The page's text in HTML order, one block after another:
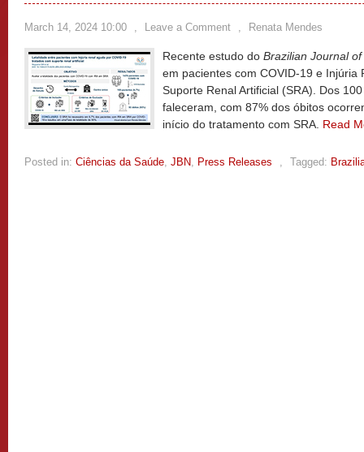
March 14, 2024 10:00 , Leave a Comment , Renata Mendes
Recente estudo do Brazilian Journal
em pacientes com COVID-19 e Injúria
Suporte Renal Artificial (SRA). Dos
faleceram, com 87% dos óbitos
início do tratamento com SRA. Read
Posted in: Ciências da Saúde, JBN, Press Releases , Tagged: